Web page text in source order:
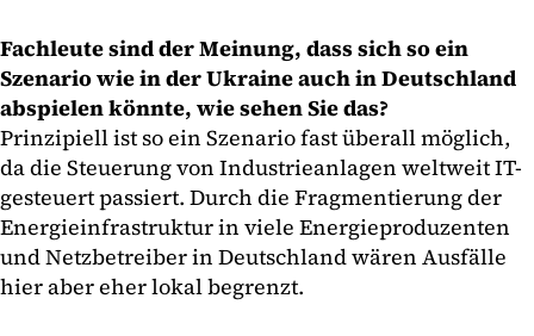
Fachleute sind der Meinung, dass sich so ein
Szenario wie in der Ukraine auch in Deutschland
abspielen könnte, wie sehen Sie das?
Prinzipiell ist so ein Szenario fast überall möglich,
da die Steuerung von Industrieanlagen weltweit IT-
gesteuert passiert. Durch die Fragmentierung der
Energieinfrastruktur in viele Energieproduzenten
und Netzbetreiber in Deutschland wären Ausfälle
hier aber eher lokal begrenzt.